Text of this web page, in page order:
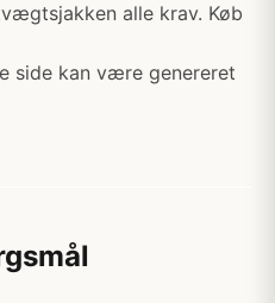
alle krav. Køb
side kan være genereret